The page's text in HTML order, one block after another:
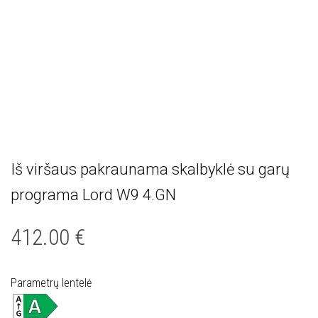
Iš viršaus pakraunama skalbyklė su garų
programa Lord W9 4.GN
412.00 €
Parametrų lentelė